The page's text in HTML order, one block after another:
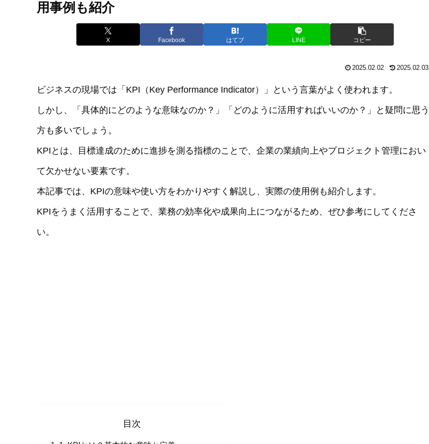
用事例も紹介
X Facebook はてブ LINE コピー
2025.02.02 2025.02.03
ビジネスの現場では「KPI（Key Performance Indicator）」という言葉がよく使われます。
しかし、「具体的にどのような意味なのか？」「どのように活用すればいいのか？」と疑問に思う
方も多いでしょう。
KPIとは、目標達成のために進捗を測る指標のことで、企業の業績向上やプロジェクト管理におい
て欠かせない要素です。
本記事では、KPIの意味や使い方をわかりやすく解説し、実際の使用例も紹介します。
KPIをうまく活用することで、業務の効率化や成果向上につながるため、ぜひ参考にしてくださ
い。
目次